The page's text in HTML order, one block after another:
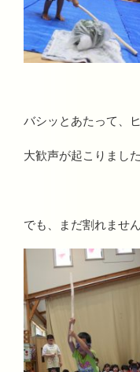
バシッとあたって、
大歓声が起こりまし
でも、まだ割れません